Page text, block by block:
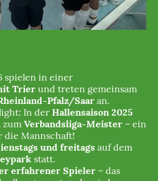
spielen in einer
Trier und treten gemeinsam
Pfalz/Saar an.
In der Hallensaison 2025
zum Verbandsliga-Meister – ein
Mannschaft!
und freitags auf dem
statt.
erfahrener Spieler – das